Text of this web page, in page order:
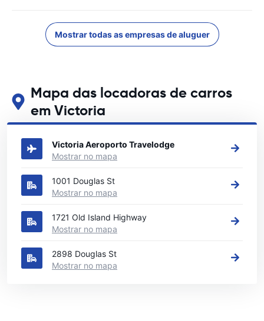
Mostrar todas as empresas de aluguer
Mapa das locadoras de carros
em Victoria
Veja nossos principais locais de aluguel de carros em Victoria
Victoria Aeroporto Travelodge
Mostrar no mapa
1001 Douglas St
Mostrar no mapa
1721 Old Island Highway
Mostrar no mapa
2898 Douglas St
Mostrar no mapa